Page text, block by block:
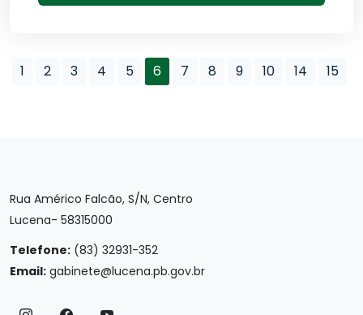
1 2 3 4 5 6 7 8 9 10 14 15
Rua Américo Falcão, S/N, Centro
Lucena- 58315000
Telefone: (83) 32931-352
Email: gabinete@lucena.pb.gov.br